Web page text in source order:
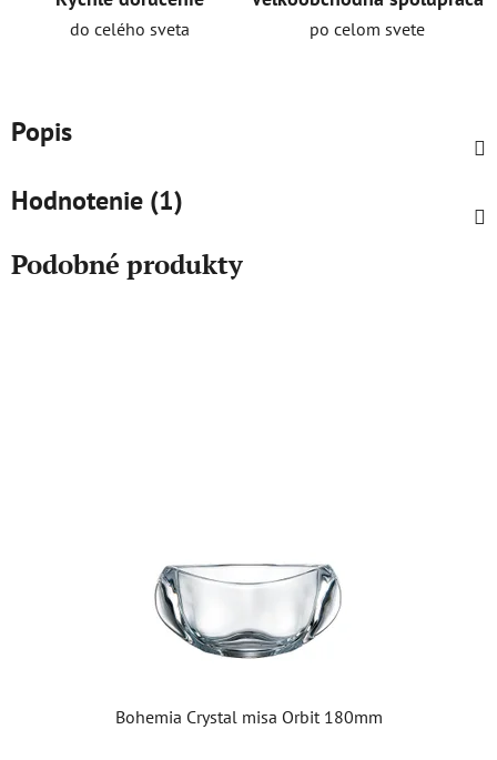
do celého sveta po celom svete
Popis
Hodnotenie (1)
Podobné produkty
Bohemia Crystal misa Orbit 180mm